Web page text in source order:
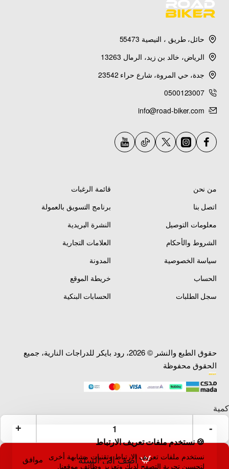
🍪 نستخدم ملفات تعريف الارتباط
نستخدم ملفات تعريف الارتباط وتقنيات مشابهة أخرى
لتحسين تجربة التصفح لديك وتعزيز وظائف موقعنا.
موافق أضف إلى السلة
حائل، طريق ، النيصية 55473
الرياض، خالد بن زيد، الرمال 13263
جدة، حي المروة، شارع حراء 23542
0500123007
info@road-biker.com
من نحن
اتصل بنا
معلومات التوصيل
الشروط والأحكام
سياسة الخصوصية
الحساب
سجل الطلبات
قائمة الرغبات
برنامج التسويق بالعمولة
النشرة البريدية
العلامات التجارية
المدونة
خريطة الموقع
الحسابات البنكية
حقوق الطبع والنشر © 2026، رود بايكر للدراجات النارية، جميع
الحقوق محفوظة